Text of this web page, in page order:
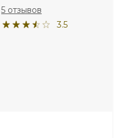
3.5
5 отзывов